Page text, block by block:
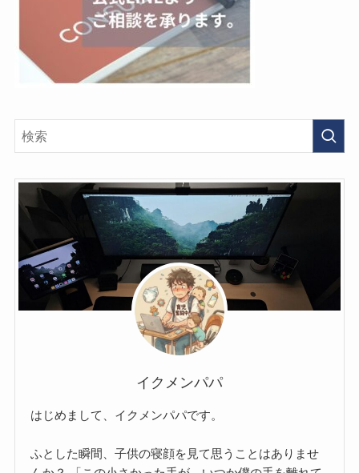
イクメンパパ
はじめまして、イクメンパパです。
ふとした瞬間、子供の寝顔を見て思うことはありませ